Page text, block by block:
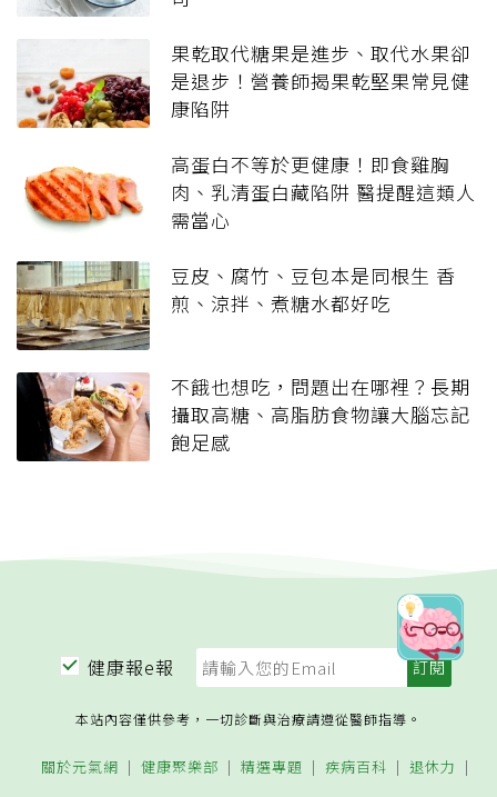
果乾取代糖果是進步、取代水果卻
是退步！營養師揭果乾堅果常見健
康陷阱
高蛋白不等於更健康！即食雞胸
肉、乳清蛋白藏陷阱 醫提醒這類人
需當心
豆皮、腐竹、豆包本是同根生 香
煎、涼拌、煮糖水都好吃
不餓也想吃，問題出在哪裡？長期
攝取高糖、高脂肪食物讓大腦忘記
飽足感
健康報e報
本站內容僅供參考，一切診斷與治療請遵從醫師指導。
關於元氣網 健康聚樂部 精選專題 疾病百科
退休力